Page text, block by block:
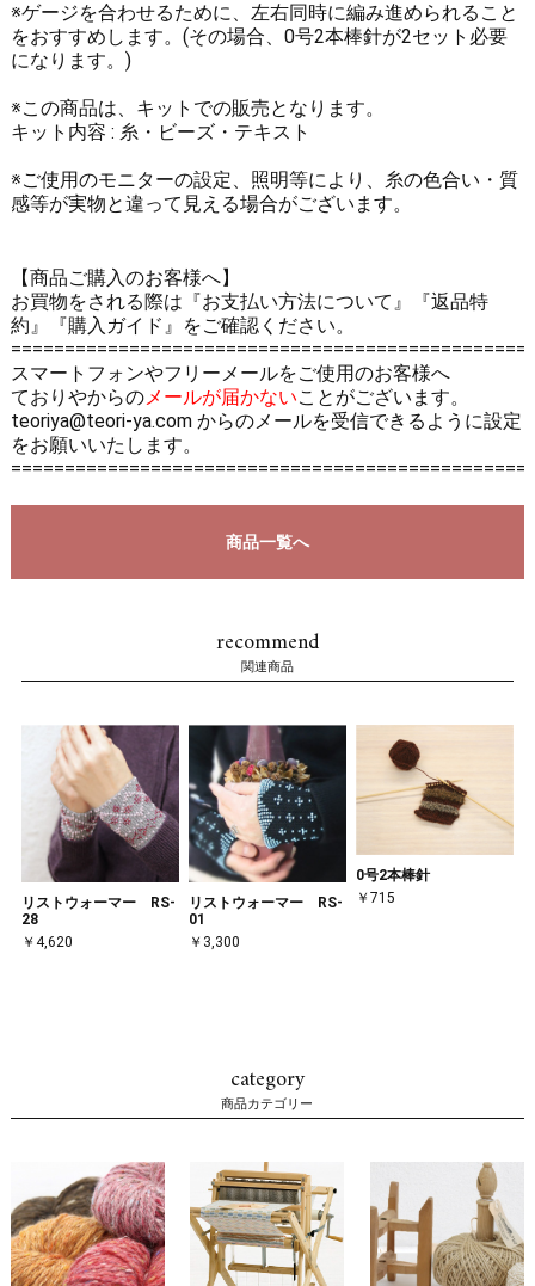
※ゲージを合わせるために、左右同時に編み進められること
をおすすめします。(その場合、0号2本棒針が2セット必要
になります。)
※この商品は、キットでの販売となります。
キット内容 : 糸・ビーズ・テキスト
※ご使用のモニターの設定、照明等により、糸の色合い・質
感等が実物と違って見える場合がございます。
【商品ご購入のお客様へ】
お買物をされる際は 『お支払い方法について』
『返品特
約』
『購入ガイド』 をご確認ください。
スマートフォンやフリーメールをご使用のお客様へ
ておりやからのメールが届かないことがございます。
teoriya@teori-ya.com からのメールを受信できるように設定
をお願いいたします。
商品一覧へ
recommend
関連商品
リストウォーマー RS-
28
￥4,620
リストウォーマー RS-
01
￥3,300
0号2本棒針
￥715
category
商品カテゴリー